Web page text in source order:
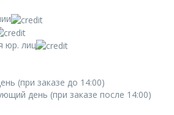
юр. лиц
(при заказе до 14:00)
день (при заказе после 14:00)